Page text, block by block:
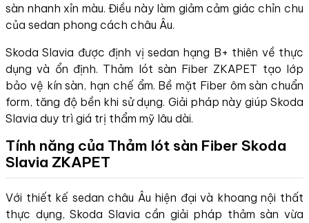
sàn nhanh xỉn màu. Điều này làm giảm cảm giác chỉn chu
của sedan phong cách châu Âu.
Skoda Slavia được định vị sedan hạng B+ thiên về thực
dụng và ổn định. Thảm lót sàn Fiber ZKAPET tạo lớp
bảo vệ kín sàn, hạn chế ẩm. Bề mặt Fiber ôm sàn chuẩn
form, tăng độ bền khi sử dụng. Giải pháp này giúp Skoda
Slavia duy trì giá trị thẩm mỹ lâu dài.
Tính năng của Thảm lót sàn Fiber Skoda
Slavia ZKAPET
Với thiết kế sedan châu Âu hiện đại và khoang nội thất
thực dụng, Skoda Slavia cần giải pháp thảm sàn vừa